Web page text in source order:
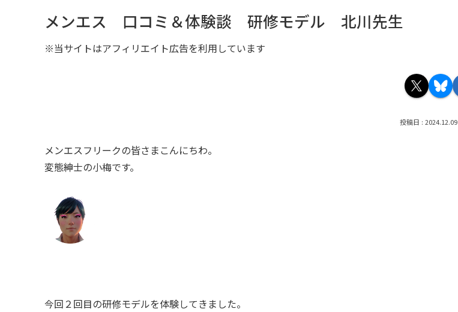
メンエス 口コミ＆体験談 研修モデル 北川先生
※当サイトはアフィリエイト広告を利用しています
2024.12.09
メンエスフリークの皆さまこんにちわ。
変態紳士の小梅です。
今回２回目の研修モデルを体験してきました。